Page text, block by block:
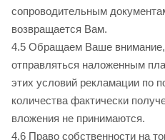
сопроводительным
возвращается Вам.
4.5 Обращаем Ваше внимание,
отправляться наложенным
этих условий рекламации по
количества фактически
вложения не принимаются.
4.6 Право собственности на